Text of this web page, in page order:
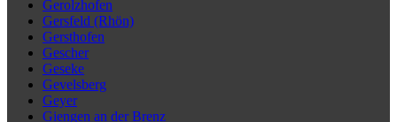
Gerolzhofen
Gersfeld (Rhön)
Gersthofen
Gescher
Geseke
Gevelsberg
Geyer
Giengen an der Brenz